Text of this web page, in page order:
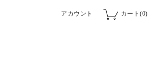
アカウント カート(0)